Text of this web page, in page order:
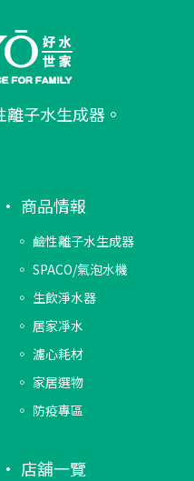
子水生成器。
商品情報
鹼性離子水生成器
SPACO/氣泡水機
生飲淨水器
居家凈水
濾心耗材
家居選物
防疫專區
店舖一覽